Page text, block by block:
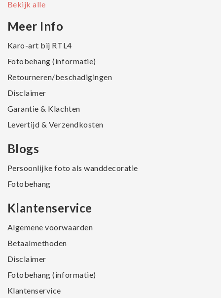
Bekijk alle
Meer Info
Karo-art bij RTL4
Fotobehang (informatie)
Retourneren/beschadigingen
Disclaimer
Garantie & Klachten
Levertijd & Verzendkosten
Blogs
Persoonlijke foto als wanddecoratie
Fotobehang
Klantenservice
Algemene voorwaarden
Betaalmethoden
Disclaimer
Fotobehang (informatie)
Klantenservice